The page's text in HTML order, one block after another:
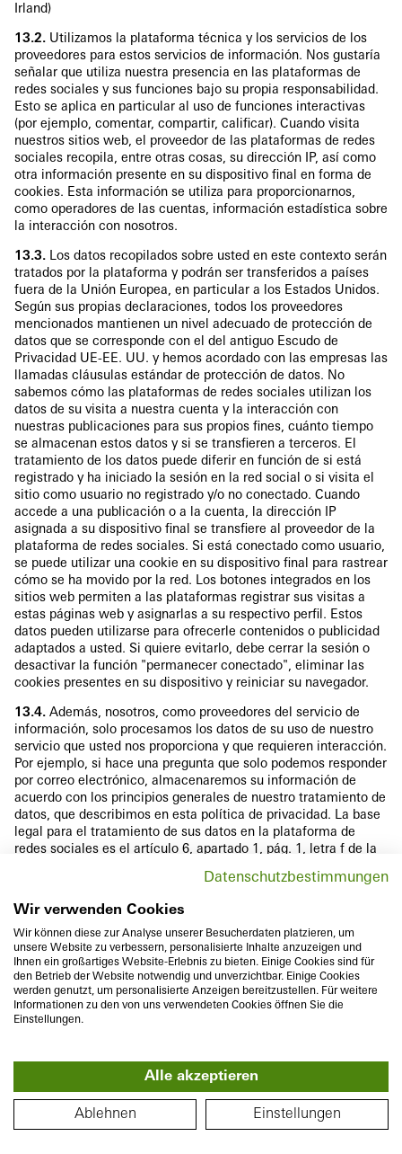
Irland)
13.2. Utilizamos la plataforma técnica y los servicios de los
proveedores para estos servicios de información. Nos gustaría
señalar que utiliza nuestra presencia en las plataformas de
redes sociales y sus funciones bajo su propia responsabilidad.
Esto se aplica en particular al uso de funciones interactivas
(por ejemplo, comentar, compartir, calificar). Cuando visita
nuestros sitios web, el proveedor de las plataformas de redes
sociales recopila, entre otras cosas, su dirección IP, así como
otra información presente en su dispositivo final en forma de
cookies. Esta información se utiliza para proporcionarnos,
como operadores de las cuentas, información estadística sobre
la interacción con nosotros.
13.3. Los datos recopilados sobre usted en este contexto serán
tratados por la plataforma y podrán ser transferidos a países
fuera de la Unión Europea, en particular a los Estados Unidos.
Según sus propias declaraciones, todos los proveedores
mencionados mantienen un nivel adecuado de protección de
datos que se corresponde con el del antiguo Escudo de
Privacidad UE-EE. UU. y hemos acordado con las empresas las
llamadas cláusulas estándar de protección de datos. No
sabemos cómo las plataformas de redes sociales utilizan los
datos de su visita a nuestra cuenta y la interacción con
nuestras publicaciones para sus propios fines, cuánto tiempo
se almacenan estos datos y si se transfieren a terceros. El
tratamiento de los datos puede diferir en función de si está
registrado y ha iniciado la sesión en la red social o si visita el
sitio como usuario no registrado y/o no conectado. Cuando
accede a una publicación o a la cuenta, la dirección IP
asignada a su dispositivo final se transfiere al proveedor de la
plataforma de redes sociales. Si está conectado como usuario,
se puede utilizar una cookie en su dispositivo final para rastrear
cómo se ha movido por la red. Los botones integrados en los
sitios web permiten a las plataformas registrar sus visitas a
estas páginas web y asignarlas a su respectivo perfil. Estos
datos pueden utilizarse para ofrecerle contenidos o publicidad
adaptados a usted. Si quiere evitarlo, debe cerrar la sesión o
desactivar la función "permanecer conectado", eliminar las
cookies presentes en su dispositivo y reiniciar su navegador.
13.4. Además, nosotros, como proveedores del servicio de
información, solo procesamos los datos de su uso de nuestro
servicio que usted nos proporciona y que requieren interacción.
Por ejemplo, si hace una pregunta que solo podemos responder
por correo electrónico, almacenaremos su información de
acuerdo con los principios generales de nuestro tratamiento de
datos, que describimos en esta política de privacidad. La base
legal para el tratamiento de sus datos en la plataforma de
redes sociales es el artículo 6, apartado 1, pág. 1, letra f de la
ponerse en contacto con nosotros o con el proveedor de la
plataforma de redes sociales. En la medida en que una de las
partes no sea responsable de responder o necesite obtener la
información de la otra parte, nosotros o el proveedor
transferiremos su solicitud al socio correspondiente. Por favor,
póngase en contacto directamente con el operador de la
plataforma de redes sociales si tiene preguntas sobre la
su interacción con nosotros en nuestro sitio, escríbanos a los
datos de contacto que hemos proporcionado anteriormente.
Los proveedores describen en sus declaraciones de
protección de datos qué información recibe la plataforma de
Datenschutzbestimmungen
Wir verwenden Cookies
Wir können diese zur Analyse unserer Besucherdaten platzieren, um
unsere Website zu verbessern, personalisierte Inhalte anzuzeigen und
Ihnen ein großartiges Website-Erlebnis zu bieten. Einige Cookies sind für
den Betrieb der Website notwendig und unverzichtbar. Einige Cookies
werden genutzt, um personalisierte Anzeigen bereitzustellen. Für weitere
Informationen zu den von uns verwendeten Cookies öffnen Sie die
Einstellungen.
Alle akzeptieren
Ablehnen Einstellungen